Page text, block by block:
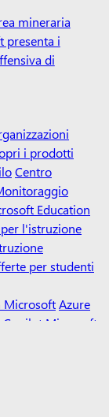
mineraria
presenta i
di
i prodotti
Centro
Education
l'istruzione
per studenti
MicrosoftAzure
Microsoft